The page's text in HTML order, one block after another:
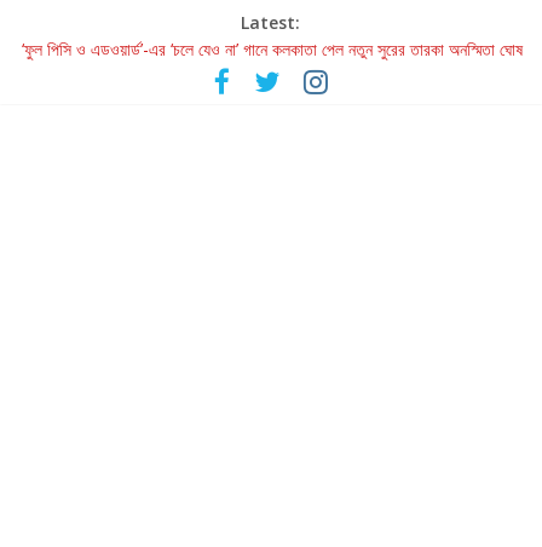
Latest:
‘ফুল পিসি ও এডওয়ার্ড’-এর ‘চলে যেও না’ গানে কলকাতা পেল নতুন সুরের তারকা অনস্মিতা ঘোষ
রবীন্দ্রনাথ ও গুলজারের সৃষ্টির মেলবন্ধনে মুগ্ধ করল ‘দুই তারার দোতারা’
কলের গান থেকে রীলস্ — বাঙালির গান শোনার বিবর্তনের গল্প